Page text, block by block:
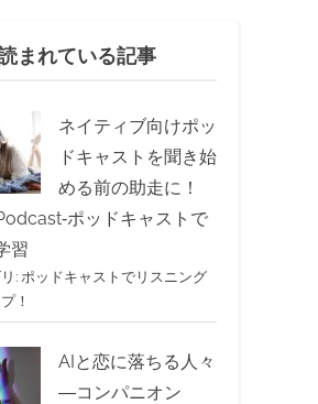
まれている記事
ネイティブ向けポッ
ドキャストを聞き始
める前の助走に！
ポッドキャストで
習
:ポッドキャストでリスニング
！
AIと恋に落ちる人々
―コンパニオン